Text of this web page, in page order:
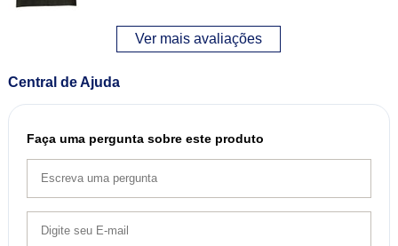
Ver mais avaliações
Central de Ajuda
Faça uma pergunta sobre este produto